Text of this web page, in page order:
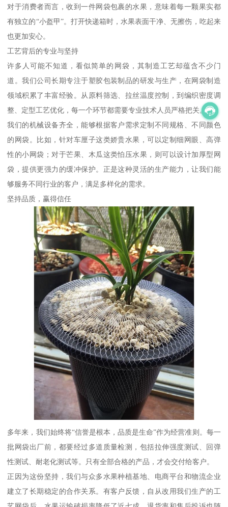
对于消费者而言，收到一件网袋包裹的水果，意味着每一颗果实都
有独立的“小盔甲”。打开快递箱时，水果表面干净、无擦伤，吃起来
也更加安心。
工艺背后的专业与坚持
许多人可能不知道，看似简单的网袋，其制造工艺却蕴含不少门
道。我们公司长期专注于塑胶包装制品的研发与生产，在网袋制造
领域积累了丰富经验。从原料筛选、拉丝温度控制，到编织密度调
整、定型工艺优化，每一个环节都需要专业技术人员严格把关。
我们的机械设备齐全，能够根据客户需求定制不同规格、不同颜色
的网袋。比如，针对车厘子这类娇贵水果，可以定制细网眼、高弹
性的小网袋；对于芒果、木瓜这类怕压水果，则可以设计加厚型网
袋，提供更强力的缓冲保护。正是这种灵活的生产能力，让我们能
够服务不同行业的客户，满足多样化的需求。
坚持品质，赢得信任
多年来，我们始终将“信誉是根本，品质是生命”作为经营准则。每一
批网袋出厂前，都要经过多道质量检测，包括拉伸强度测试、回弹
性测试、耐老化测试等。只有全部合格的产品，才会交付给客户。
正因为这份坚持，我们与众多水果种植基地、电商平台和物流企业
建立了长期稳定的合作关系。有客户反馈，自从改用我们生产的工